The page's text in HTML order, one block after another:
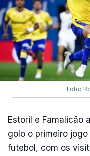
Foto:
Estoril e Famalicão
golo o primeiro
futebol, com os